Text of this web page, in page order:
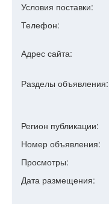
Условия поставки:
Телефон:
Адрес сайта:
Разделы объявления:
Регион публикации:
Номер объявления:
Просмотры:
Дата размещения: